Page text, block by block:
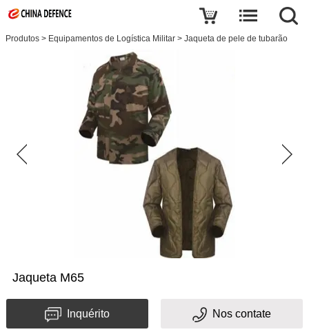
Produtos > Equipamentos de Logística Militar > Jaqueta de pele de tubarão
Jaqueta M65
Inquérito Nos contate